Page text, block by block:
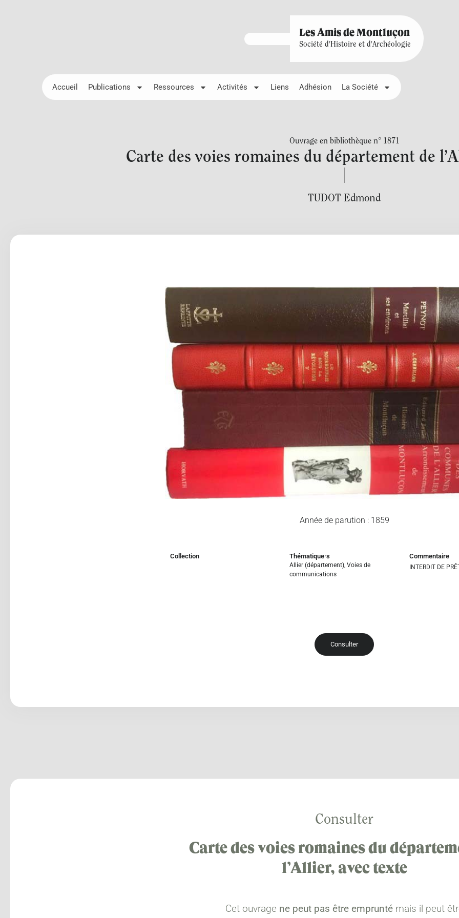
Les Amis de Montluçon
Société d'Histoire et d'Archéologie
Accueil Publications Ressources Activités Liens Adhésion La Société
Ouvrage en bibliothèque n° 1871
Carte des voies romaines du département de
TUDOT Edmond
Année de parution : 1859
Collection Thématique·s
Allier (département) ,Voies de
communications
Commentaire
INTERDIT DE
Consulter
Consulter
Carte des voies romaines du
l’Allier, avec texte
Cet ouvrage ne peut pas être empruntémais il peut